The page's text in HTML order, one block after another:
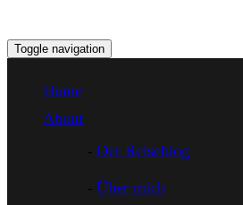
Toggle navigation
Home
About
Der Reiseblog
Über mich